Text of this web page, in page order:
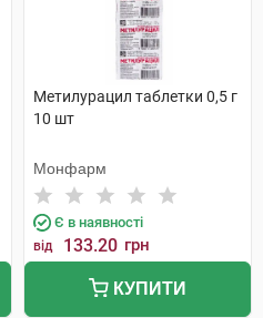
Метилурацил таблетки 0,5 г
10 шт
Монфарм
Є в наявності
від 133.20 грн
КУПИТИ